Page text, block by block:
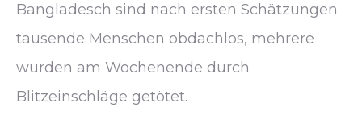
Bangladesch sind nach ersten Schätzungen
tausende Menschen obdachlos, mehrere
wurden am Wochenende durch
Blitzeinschläge getötet.